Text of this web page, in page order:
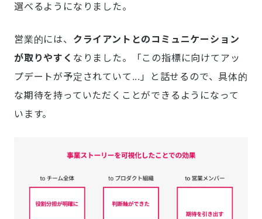
選べるようになりました。
営業的には、 クライアントとのコミュニケーション
が取りやすく なりました。「この指標に向けてアッ
プデートが予定されていて...」と話せるので、具体的
な期待を持っていただくことができるようになって
います。